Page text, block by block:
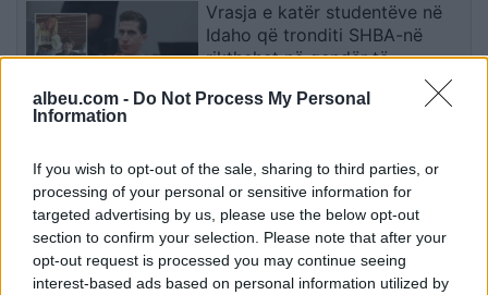
albeu.com - Do Not Process My Personal
Information
If you wish to opt-out of the sale, sharing to third parties, or
processing of your personal or sensitive information for
targeted advertising by us, please use the below opt-out
section to confirm your selection. Please note that after your
opt-out request is processed you may continue seeing
interest-based ads based on personal information utilized by
Vrasja e katër studentëve në
Idaho që tronditi SHBA-në
rikthehet në qendër të
për zgjedhjet e
jashtëzakonshme në Komunën
e Bërvenicës